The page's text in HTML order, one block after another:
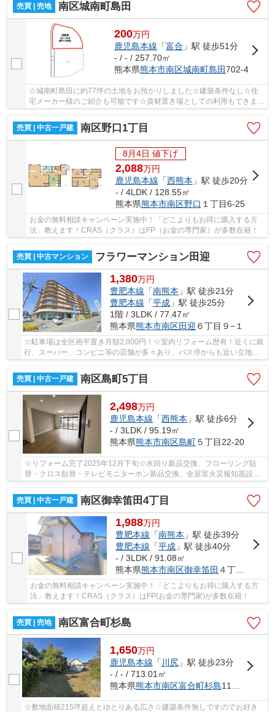
売買 | 売地
南区城南町島田
200万円
鹿児島本線 「富合 」駅 徒歩51分
- / - / 257.70㎡
熊本県熊本市南区城南町島田702-4
☆城南町島田に約77坪の土地をお預かりしました☆建築条件なし☆住
宅メーカー様のご紹介も可能です☆資材置き場としての利用もできま
売買 | 中古一戸建
南区野口1丁目
8月4日 値下げ
2,088万円
鹿児島本線 「西熊本 」駅 徒歩20分
- / 4LDK / 128.55㎡
熊本県熊本市南区野口 １丁目6-25
お金の無料相談キャンペーン実施中！「どこよりもお得に購入する方
法」教えます！CRAS（クラス）はFP（お金の専門家）が多数在籍！
売買 | 中古マンション フラワーマンション田迎
1,380万円
豊肥本線 「南熊本 」駅 徒歩21分
豊肥本線 「平成 」駅 徒歩25分
1階 / 3LDK / 77.47㎡
熊本県熊本市南区田迎 ６丁目９−１
☆駐車場は全区画平置き月額2,000円！☆室内リフォーム歴有！近くに銀
行、スーパー、コンビニ等の店舗が多々あり、バス停からも近い立地で
売買 | 中古一戸建
南区島町5丁目
2,498万円
鹿児島本線 「西熊本 」駅 徒歩6分
- / 3LDK / 95.19㎡
熊本県熊本市南区島町５丁目22-20
☆リフォーム完了2025年12月下旬☆水回り新品交換、フローリング貼
替・クロス貼替・テレビモニターホン新品交換、全居室火災報知器設
売買 | 中古一戸建
南区御幸笛田4丁目
1,988万円
豊肥本線 「南熊本 」駅 徒歩39分
豊肥本線 「平成 」駅 徒歩40分
- / 3LDK / 91.08㎡
熊本県熊本市南区御幸笛田 ４丁目2-36
お金の無料相談キャンペーン実施中！「どこよりもお得に購入する方
法」教えます！CRAS（クラス）はFP(お金の専門家)が多数在籍！
売買 | 売地 南区富合町杉島
1,650万円
鹿児島本線 「 川尻」駅 徒歩23分
- / - / 713.01㎡
熊本県熊本市南区富合町杉島1172‐1
☆敷地面積215坪超えとゆとりある広さ☆建築条件無しですのでお好き